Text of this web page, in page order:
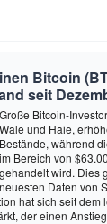
Bitcoin
seit
Große Bitcoin-
Wale und Haie,
Bestände, während
im Bereich von
gehandelt wird. Dies
neuesten Daten von
hat sich seit dem
der einen